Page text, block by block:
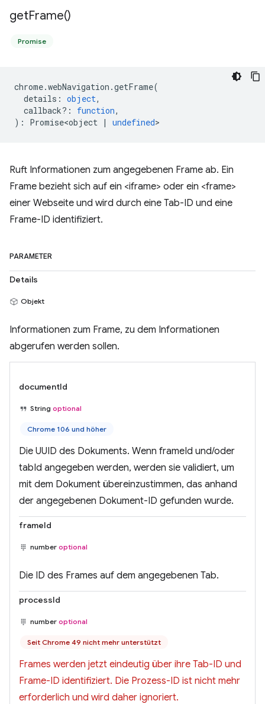
getFrame()
Promise
chrome.webNavigation .getFrame(
details : object,
callback? : function,
) : Promise<object | undefined>
Ruft Informationen zum angegebenen Frame ab. Ein
Frame bezieht sich auf ein <iframe> oder ein <frame>
einer Webseite und wird durch eine Tab-ID und eine
Frame-ID identifiziert.
PARAMETER
Details
Objekt
Informationen zum Frame, zu dem Informationen
abgerufen werden sollen.
documentId
String optional
Chrome 106 und höher
Die UUID des Dokuments. Wenn frameId und/oder
tabId angegeben werden, werden sie validiert, um
mit dem Dokument übereinzustimmen, das anhand
der angegebenen Dokument-ID gefunden wurde.
frameId
number optional
Die ID des Frames auf dem angegebenen Tab.
processId
number optional
Seit Chrome 49 nicht mehr unterstützt
Frames werden jetzt eindeutig über ihre Tab-ID und
Frame-ID identifiziert. Die Prozess-ID ist nicht mehr
erforderlich und wird daher ignoriert.